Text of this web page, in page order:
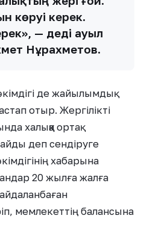
көруі керек.
— деді ауыл
Нұрахметов.
де жайылымдық
отыр. Жергілікті
халыққа ортақ
деп сендіруге
хабарына
20 жылға жалға
мемлекеттің балансына